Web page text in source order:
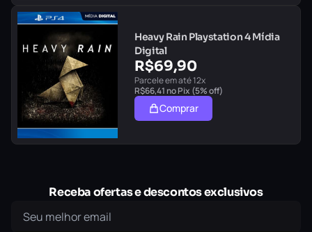
Heavy Rain Playstation 4 Mídia
Digital
R$69,90
Parcele em até 12x
R$66,41 no Pix (5% off)
Comprar
Receba ofertas e descontos exclusivos